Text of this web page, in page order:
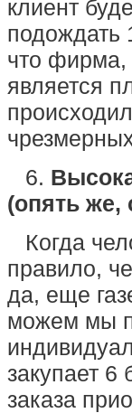
клиент
подождать
что фирма,
является
6.
(опять же,
Когда
правило,
да, еще
можем мы
закупает
заказа